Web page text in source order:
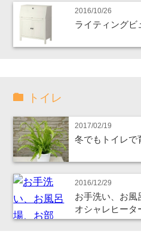
2016/10/26
ライティングビ
トイレ
2017/02/19
冬でもトイレで
2016/12/29
お手洗い、お風
オシャレヒータ